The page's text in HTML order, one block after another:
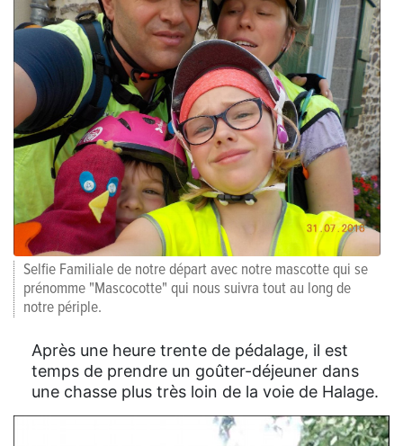
Selfie Familiale de notre départ avec notre mascotte qui se
prénomme "Mascocotte" qui nous suivra tout au long de
notre périple.
Après une heure trente de pédalage, il est
temps de prendre un goûter-déjeuner dans
une chasse plus très loin de la voie de Halage.